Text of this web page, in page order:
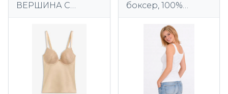
ВЕРШИНА С
боксер, 100%
верх, белая
полоска.